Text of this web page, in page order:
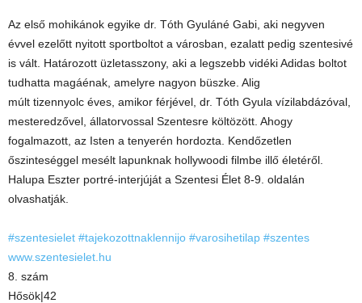
Az első mohikánok egyike dr. Tóth Gyuláné Gabi, aki negyven
évvel ezelőtt nyitott sportboltot a városban, ezalatt pedig szentesivé
is vált. Határozott üzletasszony, aki a legszebb vidéki Adidas boltot
tudhatta magáénak, amelyre nagyon büszke. Alig
múlt tizennyolc éves, amikor férjével, dr. Tóth Gyula vízilabdázóval,
mesteredzővel, állatorvossal Szentesre költözött. Ahogy
fogalmazott, az Isten a tenyerén hordozta. Kendőzetlen
őszinteséggel mesélt lapunknak hollywoodi filmbe illő életéről.
Halupa Eszter portré-interjúját a Szentesi Élet 8-9. oldalán
olvashatják.
#szentesielet #tajekozottnaklennijo #varosihetilap #szentes
www.szentesielet.hu
8. szám
Hősök|42